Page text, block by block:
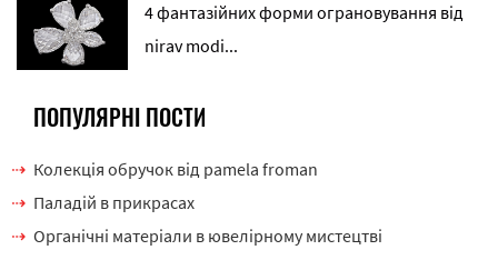
4 фантазійних форми ограновування від
nirav modi...
ПОПУЛЯРНІ ПОСТИ
Колекція обручок від pamela froman
Паладій в прикрасах
Органічні матеріали в ювелірному мистецтві